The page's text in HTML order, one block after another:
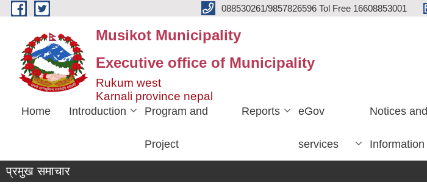
Skip to main content 088530261/9857826596 Tol Free 16608853001
Musikot Municipality
Executive office of Municipality
Rukum west
Karnali province nepal
Home Introduction Program and
Project
Reports eGov
services
Notices and
Information
प्रमुख समाचार